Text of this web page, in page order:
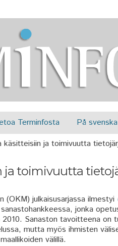
Terminfosta På svenska
käsitteisiin ja toimivuutta
ja toimivuutta
(OKM) julkaisusarjassa ilmestyi
jonka
Sanaston tavoitteena on
mutta myös ihmisten
välillä.